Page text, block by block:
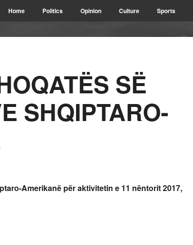
Home Politics Opinion Culture Sports
SË
SHQIPTARO-
Amerikanë për aktivitetin e 11 nëntorit 2017,